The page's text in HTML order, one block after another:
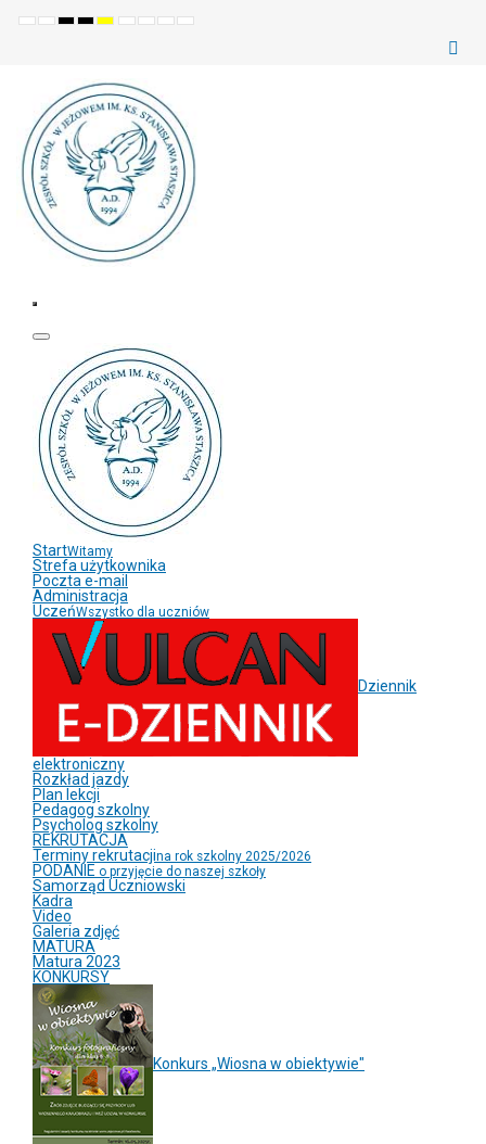
Ustawienia
TrybWysoki
Wysoki
Wysoki
SetSetMake
Set
StartWitamy
Strefa użytkownika
Poczta e-mail
Administracja
UczeńWszystko dla uczniów
Dziennik
elektroniczny
Rozkład jazdy
Plan lekcji
Pedagog szkolny
Psycholog szkolny
REKRUTACJA
Terminy rekrutacjina rok szkolny 2025/2026
PODANIE o przyjęcie do naszej szkoły
Samorząd Uczniowski
Kadra
Video
Galeria zdjęć
MATURA
Matura 2023
KONKURSY
Konkurs „Wiosna w obiektywie"